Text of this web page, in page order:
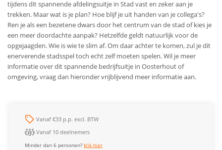
tijdens dit spannende afdelingsuitje in Stad vast en zeker aan je
trekken. Maar wat is je plan? Hoe blijf je uit handen van je collega's?
Ren je als een bezetene dwars door het centrum van de stad of kies je
een meer doordachte aanpak? Hetzelfde geldt natuurlijk voor de
opgejaagden. Wie is wie te slim af. Om daar achter te komen, zul je dit
enerverende stadsspel toch echt zelf moeten spelen. Wil je meer
informatie over dit spannende bedrijfsuitje in Oosterhout of
omgeving, vraag dan hieronder vrijblijvend meer informatie aan.
Vanaf €33 p.p. excl. BTW
Vanaf 10 deelnemers
Minder dan 6 personen?klik hier